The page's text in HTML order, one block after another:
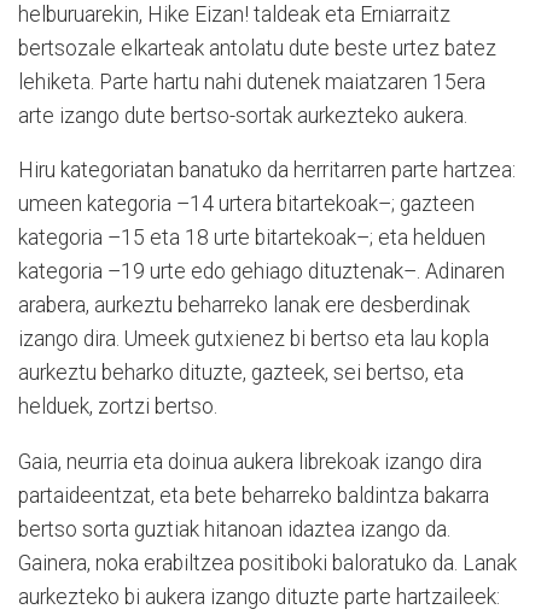
helburuarekin, Hike Eizan! taldeak eta Erniarraitz
bertsozale elkarteak antolatu dute beste urtez batez
lehiketa. Parte hartu nahi dutenek maiatzaren 15era
arte izango dute bertso-sortak aurkezteko aukera.
Hiru kategoriatan banatuko da herritarren parte hartzea:
umeen kategoria –14 urtera bitartekoak–; gazteen
kategoria –15 eta 18 urte bitartekoak–; eta helduen
kategoria –19 urte edo gehiago dituztenak–. Adinaren
arabera, aurkeztu beharreko lanak ere desberdinak
izango dira. Umeek gutxienez bi bertso eta lau kopla
aurkeztu beharko dituzte, gazteek, sei bertso, eta
helduek, zortzi bertso.
Gaia, neurria eta doinua aukera librekoak izango dira
partaideentzat, eta bete beharreko baldintza bakarra
bertso sorta guztiak hitanoan idaztea izango da.
Gainera, noka erabiltzea positiboki baloratuko da. Lanak
aurkezteko bi aukera izango dituzte parte hartzaileek: